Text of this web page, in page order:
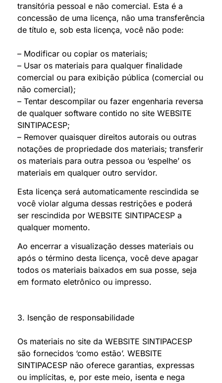
transitória pessoal e não comercial. Esta é a
concessão de uma licença, não uma transferência
de título e, sob esta licença, você não pode:
– Modificar ou copiar os materiais;
– Usar os materiais para qualquer finalidade
comercial ou para exibição pública (comercial ou
não comercial);
– Tentar descompilar ou fazer engenharia reversa
de qualquer software contido no site WEBSITE
SINTIPACESP;
– Remover quaisquer direitos autorais ou outras
notações de propriedade dos materiais; transferir
os materiais para outra pessoa ou ‘espelhe’ os
materiais em qualquer outro servidor.
Esta licença será automaticamente rescindida se
você violar alguma dessas restrições e poderá
ser rescindida por WEBSITE SINTIPACESP a
qualquer momento.
Ao encerrar a visualização desses materiais ou
após o término desta licença, você deve apagar
todos os materiais baixados em sua posse, seja
em formato eletrônico ou impresso.
3. Isenção de responsabilidade
Os materiais no site da WEBSITE SINTIPACESP
são fornecidos ‘como estão’. WEBSITE
SINTIPACESP não oferece garantias, expressas
ou implícitas, e, por este meio, isenta e nega